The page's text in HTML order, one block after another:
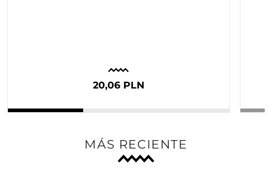
20,06 PLN
MÁS RECIENTE